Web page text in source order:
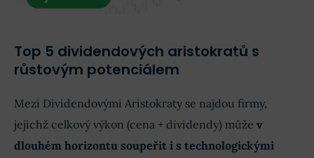
Top 5 dividendových aristokratů s
růstovým potenciálem
Mezi Dividendovými Aristokraty se najdou firmy,
jejichž celkový výkon (cena + dividendy) může v
dlouhém horizontu soupeřit i s technologickými